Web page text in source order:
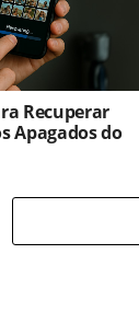
Recuperar
Apagados do